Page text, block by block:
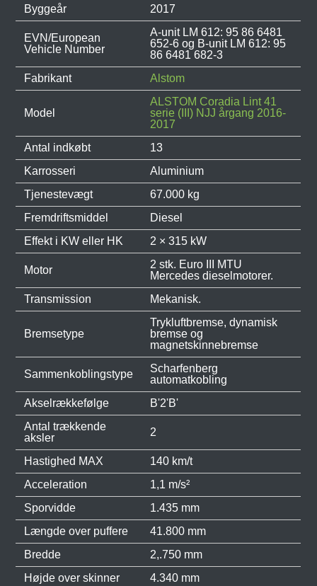
Byggeår
2017
EVN/European
Vehicle Number
A-unit LM 612: 95 86 6481
652-6 og B-unit LM 612: 95
86 6481 682-3
Fabrikant
Alstom
Model
ALSTOM Coradia Lint 41
serie (III) NJJ årgang 2016-
2017
Antal indkøbt
13
Karrosseri
Aluminium
Tjenestevægt
67.000 kg
Fremdriftsmiddel
Diesel
Effekt i KW eller HK
2 × 315 kW
Motor
2 stk. Euro III MTU
Mercedes dieselmotorer.
Transmission
Mekanisk.
Bremsetype
Trykluftbremse, dynamisk
bremse og
magnetskinnebremse
Sammenkoblingstype
Scharfenberg
automatkobling
Akselrækkefølge
B'2'B'
Antal trækkende
aksler
2
Hastighed MAX
140 km/t
Acceleration
1,1 m/s²
Sporvidde
1.435 mm
Længde over puffere
41.800 mm
Bredde
2,.750 mm
Højde over skinner
4.340 mm